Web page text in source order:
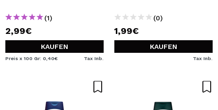
(1)
2,99€
KAUFEN
Preis x 100 Gr: 0,40€ Tax Inb.
(0)
1,99€
KAUFEN
Tax Inb.